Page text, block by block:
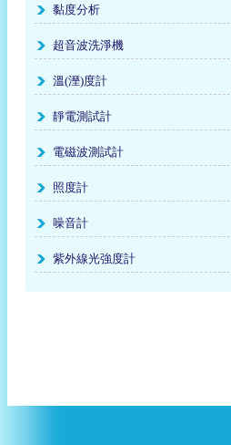
黏度分析
超音波洗淨機
溫(溼)度計
靜電測試計
電磁波測試計
照度計
噪音計
紫外線光強度計